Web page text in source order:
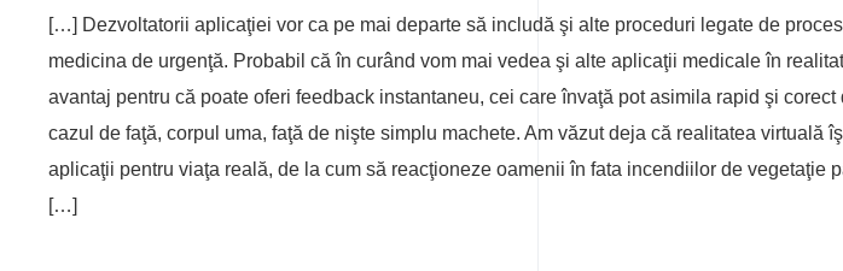
[…] Dezvoltatorii aplicaţiei vor ca pe mai departe să includă şi alte proceduri legate de
medicina de urgenţă. Probabil că în curând vom mai vedea şi alte aplicaţii medicale în
avantaj pentru că poate oferi feedback instantaneu, cei care învaţă pot asimila rapid şi
cazul de faţă, corpul uma, faţă de nişte simplu machete. Am văzut deja că realitatea virtuală
aplicaţii pentru viaţa reală, de la cum să reacţioneze oamenii în fata incendiilor de vegetaţie
[…]